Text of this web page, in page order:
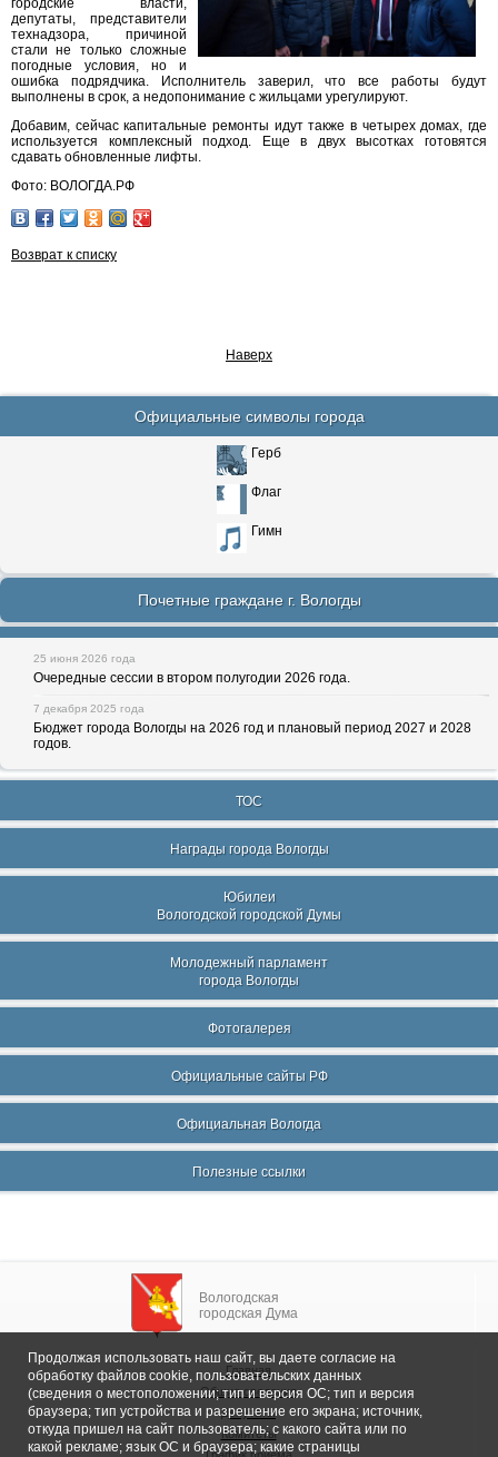
городские власти,
депутаты, представители
технадзора, причиной
стали не только сложные
погодные условия, но и
ошибка подрядчика. Исполнитель заверил, что все работы будут
выполнены в срок, а недопонимание с жильцами урегулируют.
Добавим, сейчас капитальные ремонты идут также в четырех домах, где
используется комплексный подход. Еще в двух высотках готовятся
сдавать обновленные лифты.
Фото: ВОЛОГДА.РФ
Возврат к списку
Наверх
Официальные символы города
Герб
Флаг
Гимн
Почетные граждане г. Вологды
25 июня 2026 года
Очередные сессии в втором полугодии 2026 года.
7 декабря 2025 года
Бюджет города Вологды на 2026 год и плановый период 2027 и 2028
годов.
ТОС
Награды города Вологды
Юбилеи
Вологодской городской Думы
Молодежный парламент
города Вологды
Фотогалерея
Официальные сайты РФ
Официальная Вологда
Полезные ссылки
Вологодская
городская Дума
Главная
Общие сведения
Депутаты
Комитеты
Продолжая использовать наш сайт, вы даете согласие на
обработку файлов cookie, пользовательских данных
(сведения о местоположении; тип и версия ОС; тип и версия
браузера; тип устройства и разрешение его экрана; источник,
откуда пришел на сайт пользователь; с какого сайта или по
какой рекламе; язык ОС и браузера; какие страницы